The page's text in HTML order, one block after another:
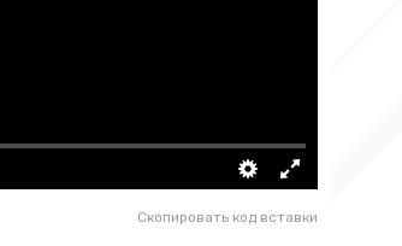
Скопировать код вставки